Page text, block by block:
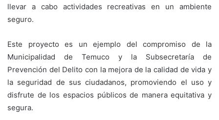
llevar a cabo actividades recreativas en un ambiente
seguro.
Este proyecto es un ejemplo del compromiso de la
Municipalidad de Temuco y la Subsecretaría de
Prevención del Delito con la mejora de la calidad de vida y
la seguridad de sus ciudadanos, promoviendo el uso y
disfrute de los espacios públicos de manera equitativa y
segura.